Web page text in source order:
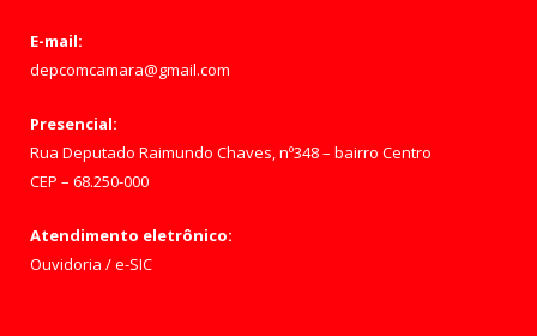
E-mail:
depcomcamara@gmail.com
Presencial:
Rua Deputado Raimundo Chaves, nº348 – bairro Centro
CEP – 68.250-000
Atendimento eletrônico:
Ouvidoria /e-SIC